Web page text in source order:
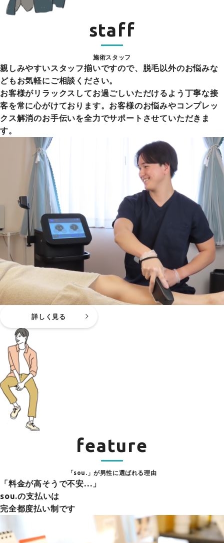
staff
施術スタッフ
親しみやすいスタッフ揃いですので、脱毛以外のお悩みな
どもお気軽にご相談ください。
お客様がリラックスしてお過ごしいただけるよう丁寧な接
客を常に心がけております。お客様のお悩みやコンプレッ
クス解消のお手伝いを全力でサポートさせていただきま
す。
詳しく見る
feature
「sou.」が男性に選ばれる理由
「料金が高そうで不安…」
sou.の支払いは
完全都度払い制です